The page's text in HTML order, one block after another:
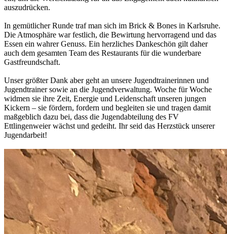
auszudrücken.
In gemütlicher Runde traf man sich im Brick & Bones in Karlsruhe.
Die Atmosphäre war festlich, die Bewirtung hervorragend und das
Essen ein wahrer Genuss. Ein herzliches Dankeschön gilt daher
auch dem gesamten Team des Restaurants für die wunderbare
Gastfreundschaft.
Unser größter Dank aber geht an unsere Jugendtrainerinnen und
Jugendtrainer sowie an die Jugendverwaltung. Woche für Woche
widmen sie ihre Zeit, Energie und Leidenschaft unseren jungen
Kickern – sie fördern, fordern und begleiten sie und tragen damit
maßgeblich dazu bei, dass die Jugendabteilung des FV
Ettlingenweier wächst und gedeiht. Ihr seid das Herzstück unserer
Jugendarbeit!